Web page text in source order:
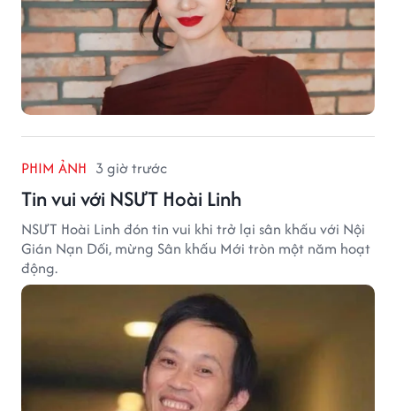
PHIM ẢNH 3 giờ trước
Tin vui với NSƯT Hoài Linh
NSƯT Hoài Linh đón tin vui khi trở lại sân khấu với Nội
Gián Nạn Dối, mừng Sân khấu Mới tròn một năm hoạt
động.